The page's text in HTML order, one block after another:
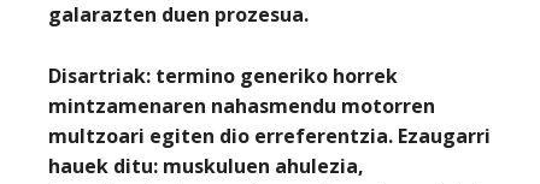
galarazten duen prozesua.
Disartriak: termino generiko horrek
mintzamenaren nahasmendu motorren
multzoari egiten dio erreferentzia. Ezaugarri
hauek ditu: muskuluen ahulezia,